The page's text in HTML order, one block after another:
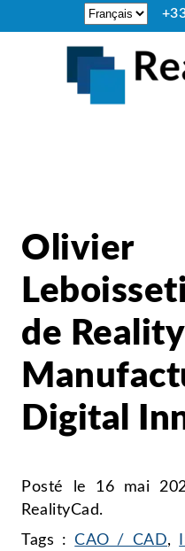
Olivier
de
Digital
Posté le 16 mai
RealityCad.
Tags :CAO / CAD,